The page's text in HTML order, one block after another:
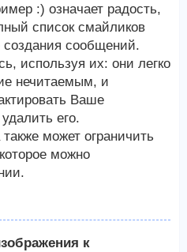
:) означает радость,
список смайликов
сообщений.
используя их: они легко
нечитаемым, и
Ваше
его.
может ограничить
можно
к